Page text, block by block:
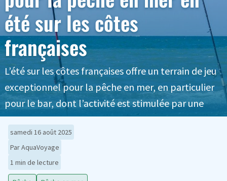
été sur les côtes
françaises
L’été sur les côtes françaises offre un terrain de jeu
exceptionnel pour la pêche en mer, en particulier
pour le bar, dont l’activité est stimulée par une
samedi 16 août 2025
Par AquaVoyage
1 min de lecture